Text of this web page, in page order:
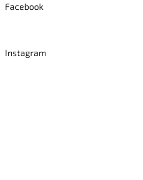
Facebook
Instagram